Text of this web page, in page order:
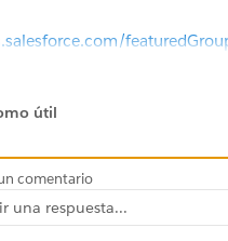
útil
comentario
una respuesta...